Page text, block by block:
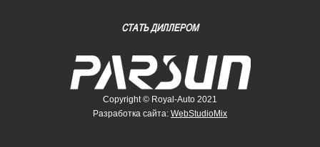
СТАТЬ ДИЛЛЕРОМ
Copyright © Royal-Auto 2021
Разработка сайта: WebStudioMix